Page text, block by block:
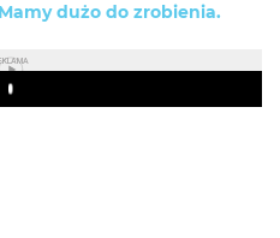
dużo do zrobienia.
Play